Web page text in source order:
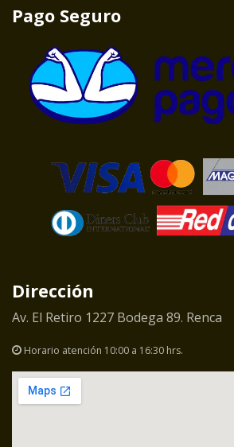
Pago Seguro
Dirección
Av. El Retiro 1227 Bodega 89. Renca
Horario atención 10:00 a 16:30 hrs.